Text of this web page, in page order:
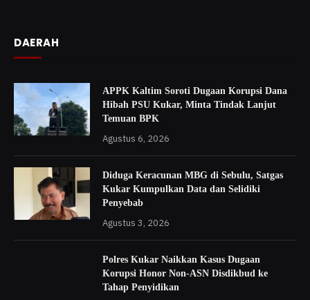
DAERAH
APPK Kaltim Soroti Dugaan Korupsi Dana
Hibah PSU Kukar, Minta Tindak Lanjut
Temuan BPK
Agustus 6, 2026
Diduga Keracunan MBG di Sebulu, Satgas
Kukar Kumpulkan Data dan Selidiki
Penyebab
Agustus 3, 2026
Polres Kukar Naikkan Kasus Dugaan
Korupsi Honor Non-ASN Disdikbud ke
Tahap Penyidikan